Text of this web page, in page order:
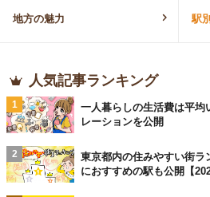
地方の魅力 駅
人気記事ランキング
1
一人暮らしの生活費は平均
レーションを公開
2
東京都内の住みやすい街ラ
におすすめの駅も公開【